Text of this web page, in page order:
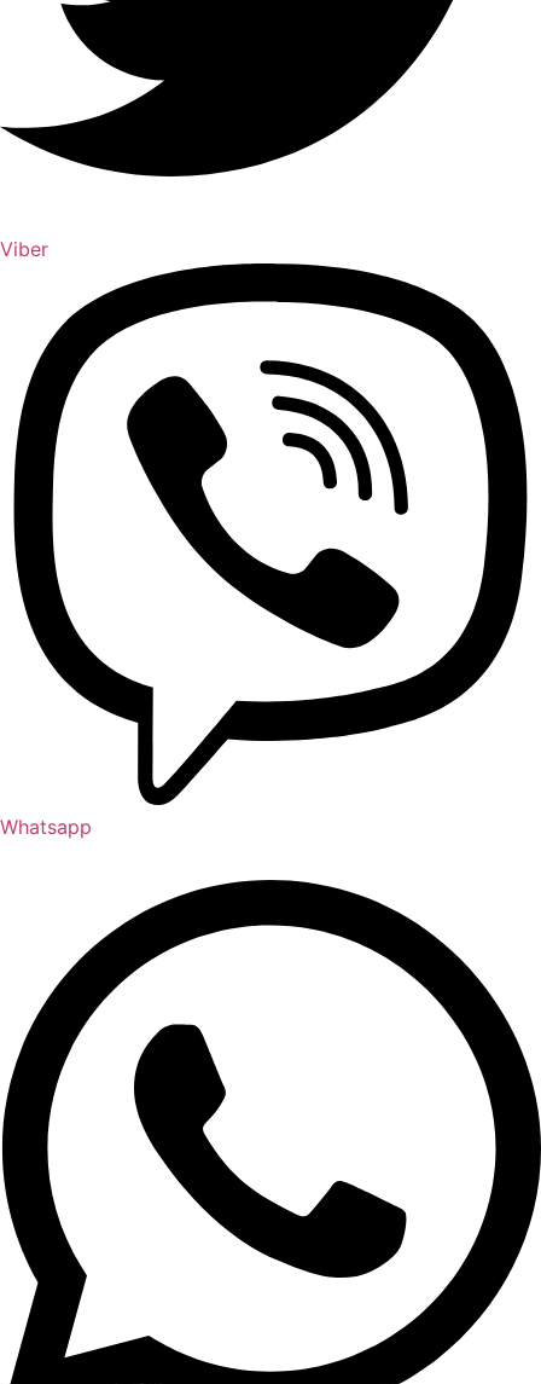
Viber
Whatsapp